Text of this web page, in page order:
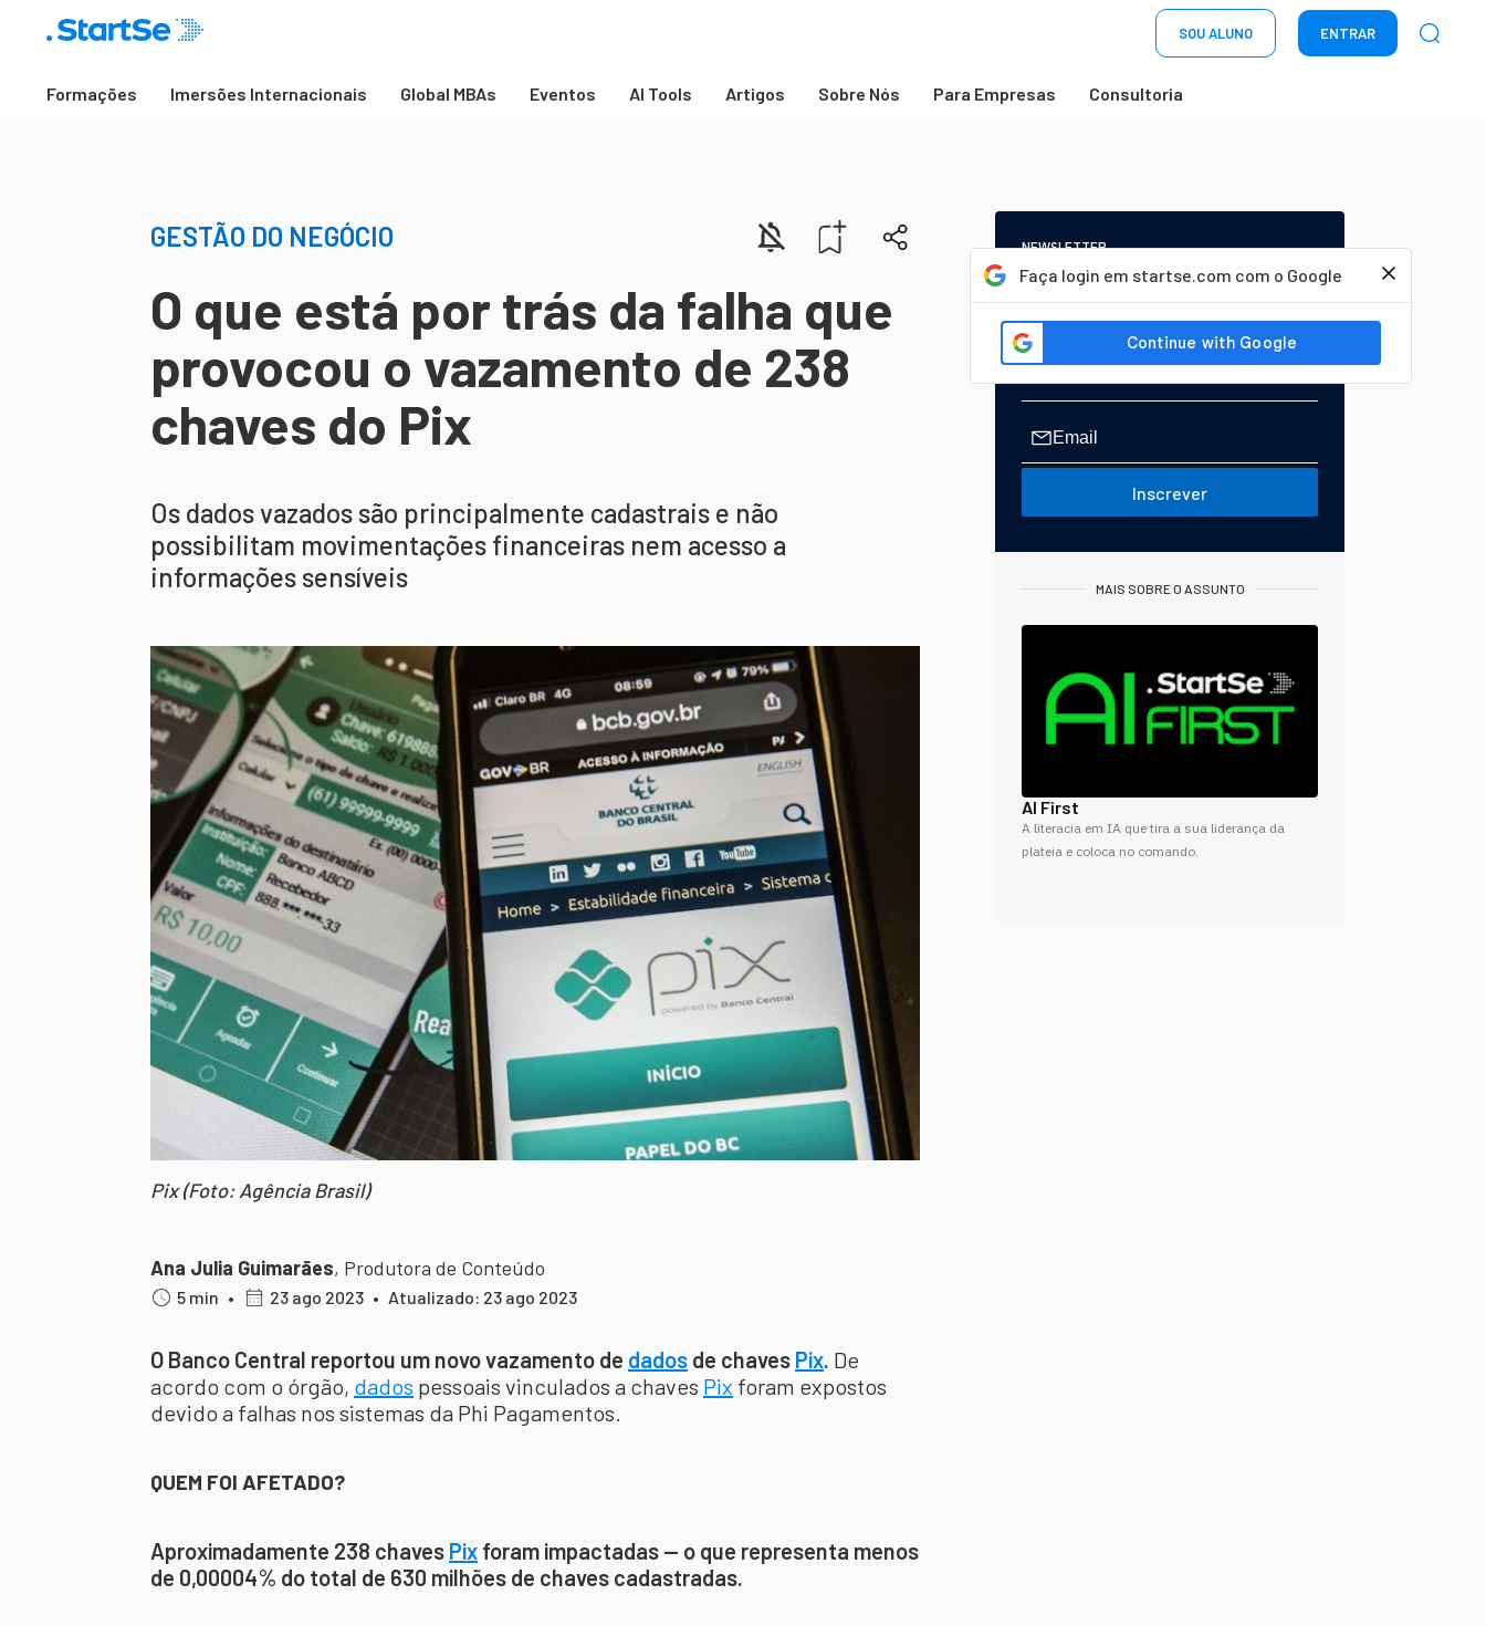
SOU ALUNO ENTRAR
Formações Imersões Internacionais Global MBAs Eventos AI Tools Artigos Sobre Nós Para Empresas Consultoria
Faça login em startse.com com o Google
GESTÃO DO NEGÓCIO
O que está por trás da falha que
provocou o vazamento de 238
chaves do Pix
Os dados vazados são principalmente cadastrais e não
possibilitam movimentações financeiras nem acesso a
informações sensíveis
Pix (Foto: Agência Brasil)
Ana Julia Guimarães, Produtora de Conteúdo
5 min • 23 ago 2023 • Atualizado: 23 ago 2023
O Banco Central reportou um novo vazamento de dados de chaves Pix. De
acordo com o órgão, dados pessoais vinculados a chaves Pix foram expostos
devido a falhas nos sistemas da Phi Pagamentos.
QUEM FOI AFETADO?
Aproximadamente 238 chaves Pix foram impactadas — o que representa menos
de 0,00004% do total de 630 milhões de chaves cadastradas.
NEWSLETTER
Start Seu dia:
A Newsletter do AGORA!
Inscrever
MAIS SOBRE O ASSUNTO
AI First
A literacia em IA que tira a sua liderança da
plateia e coloca no comando.